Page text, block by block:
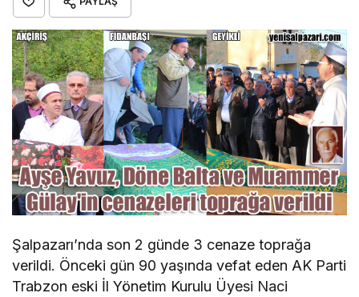
Şalpazarı’nda son 2 günde 3 cenaze toprağa
verildi. Önceki gün 90 yaşında vefat eden AK Parti
Trabzon eski İl Yönetim Kurulu Üyesi Naci